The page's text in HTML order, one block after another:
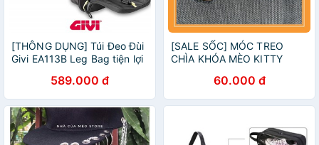
[THÔNG DỤNG] Túi Đeo Đùi
Givi EA113B Leg Bag tiện lợi
ví, phụ kiện, tài liệu quan
trọng
589.000 đ
[SALE SỐC] MÓC TREO
CHÌA KHÓA MÈO KITTY
60.000 đ